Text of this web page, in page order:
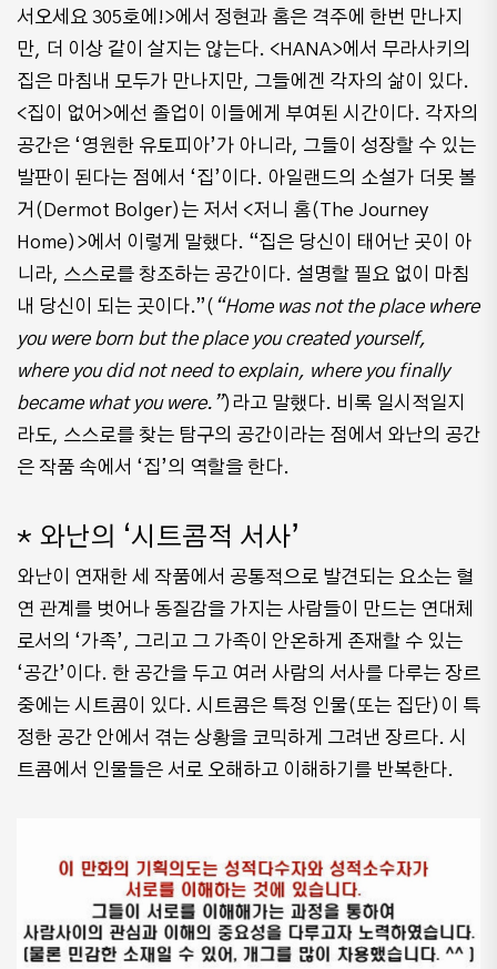
서오세요 305호에!>에서 정현과 홈은 격주에 한번 만나지
만, 더 이상 같이 살지는 않는다. <HANA>에서 무라사키의
집은 마침내 모두가 만나지만, 그들에겐 각자의 삶이 있다.
<집이 없어>에선 졸업이 이들에게 부여된 시간이다. 각자의
공간은 ‘영원한 유토피아’가 아니라, 그들이 성장할 수 있는
발판이 된다는 점에서 ‘집’이다. 아일랜드의 소설가 더못 볼
거(Dermot Bolger)는 저서 <저니 홈(The Journey
Home)>에서 이렇게 말했다. “집은 당신이 태어난 곳이 아
니라, 스스로를 창조하는 공간이다. 설명할 필요 없이 마침
내 당신이 되는 곳이다.”( “Home was not the place where
you were born but the place you created yourself,
where you did not need to explain, where you finally
became what you were.”)라고 말했다. 비록 일시적일지
라도, 스스로를 찾는 탐구의 공간이라는 점에서 와난의 공간
은 작품 속에서 ‘집’의 역할을 한다.
* 와난의 ‘시트콤적 서사’
와난이 연재한 세 작품에서 공통적으로 발견되는 요소는 혈
연 관계를 벗어나 동질감을 가지는 사람들이 만드는 연대체
로서의 ‘가족’, 그리고 그 가족이 안온하게 존재할 수 있는
‘공간’이다. 한 공간을 두고 여러 사람의 서사를 다루는 장르
중에는 시트콤이 있다. 시트콤은 특정 인물(또는 집단)이 특
정한 공간 안에서 겪는 상황을 코믹하게 그려낸 장르다. 시
트콤에서 인물들은 서로 오해하고 이해하기를 반복한다.